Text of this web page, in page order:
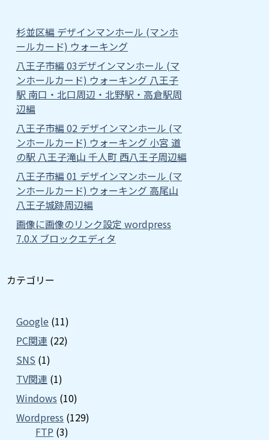
杉並区編 デザインマンホール (マンホ
ールカード) ウォーキング
八王子市編 03デザインマンホール (マ
ンホールカード) ウォーキング 八王子
駅 南口・北口周辺・北野駅・高倉駅周
辺編
八王子市編 02 デザインマンホール (マ
ンホールカード) ウォーキング 小宮 道
の駅 八王子滝山 千人町 西八王子周辺編
八王子市編 01 デザインマンホール (マ
ンホールカード) ウォーキング 高尾山
八王子城跡周辺編
画像に画像のリンク設定 wordpress
7.0.X ブロックエディタ
カテゴリー
Google (11)
PC関連 (22)
SNS (1)
TV関連 (1)
Windows (10)
Wordpress (129)
FTP (3)